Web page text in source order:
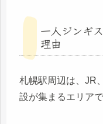
一人ジンギ
理由
札幌駅周辺は、JR
設が集まるエリアで